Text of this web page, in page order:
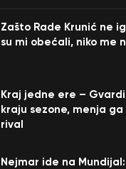
Zašto Rade Krunić ne
su mi obećali, niko me
Kraj jedne ere –
kraju sezone, menja
rival
Nejmar ide na